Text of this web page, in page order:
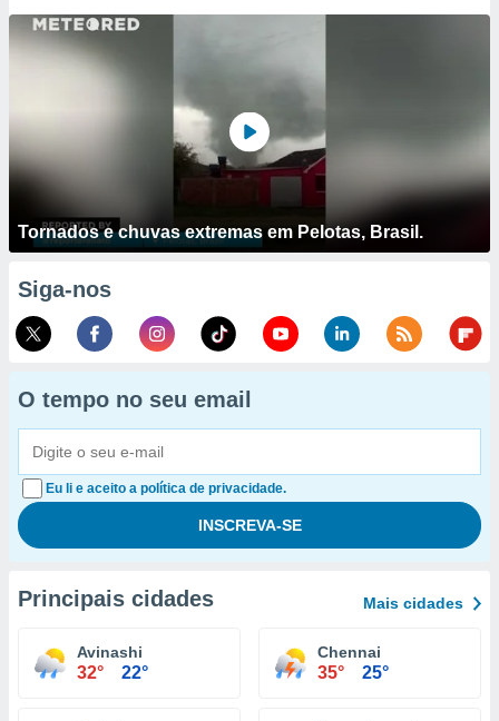
Tornados e chuvas extremas em Pelotas, Brasil.
Siga-nos
O tempo no seu email
Eu li e aceito a política de privacidade.
Principais cidades Mais cidades
Avinashi
32° 22°
Chennai
35° 25°